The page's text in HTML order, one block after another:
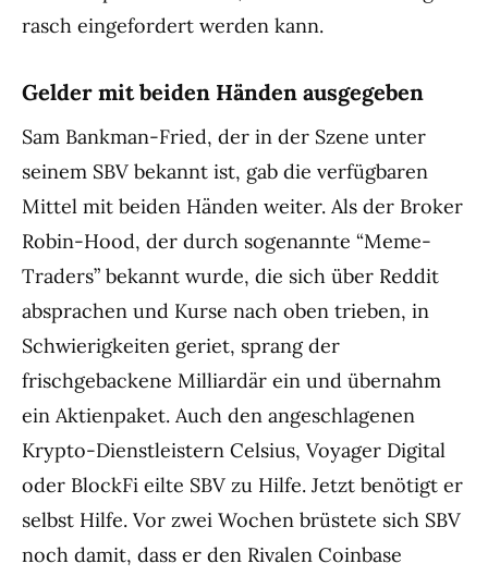
rasch eingefordert werden kann.
Gelder mit beiden Händen ausgegeben
Sam Bankman-Fried, der in der Szene unter
seinem SBV bekannt ist, gab die verfügbaren
Mittel mit beiden Händen weiter. Als der Broker
Robin-Hood, der durch sogenannte “Meme-
Traders” bekannt wurde, die sich über Reddit
absprachen und Kurse nach oben trieben, in
Schwierigkeiten geriet, sprang der
frischgebackene Milliardär ein und übernahm
ein Aktienpaket. Auch den angeschlagenen
Krypto-Dienstleistern Celsius, Voyager Digital
oder BlockFi eilte SBV zu Hilfe. Jetzt benötigt er
selbst Hilfe. Vor zwei Wochen brüstete sich SBV
noch damit, dass er den Rivalen Coinbase